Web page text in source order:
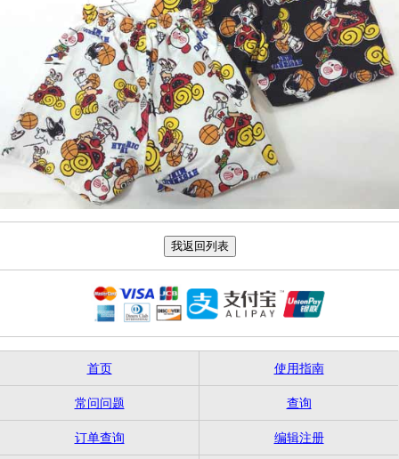
首页 使用指南
常问问题 查询
订单查询 编辑注册